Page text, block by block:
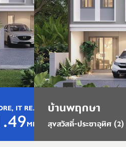
IT RE...
MB.
บ้านพฤกษา
สุขสวัสดิ์-ประชาอุทิศ (2)